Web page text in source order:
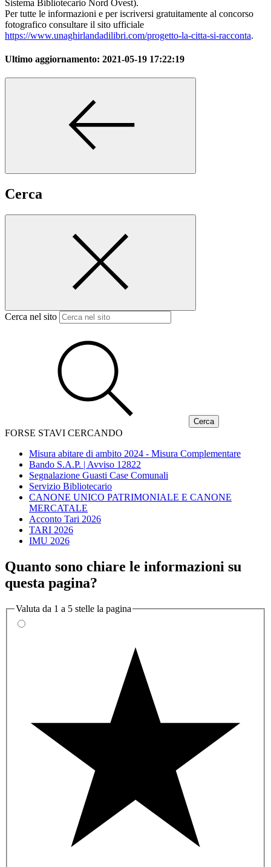
Sistema Bibliotecario Nord Ovest).
Per tutte le informazioni e per iscriversi gratuitamente al concorso
fotografico consultare il sito ufficiale
https://www.unaghirlandadilibri.com/progetto-la-citta-si-racconta.
Ultimo aggiornamento: 2021-05-19 17:22:19
Cerca
Cerca nel sito
FORSE STAVI CERCANDO
Misura abitare di ambito 2024 - Misura Complementare
Bando S.A.P. | Avviso 12822
Segnalazione Guasti Case Comunali
Servizio Bibliotecario
CANONE UNICO PATRIMONIALE E CANONE
MERCATALE
Acconto Tari 2026
TARI 2026
IMU 2026
Quanto sono chiare le informazioni su
questa pagina?
Valuta da 1 a 5 stelle la pagina